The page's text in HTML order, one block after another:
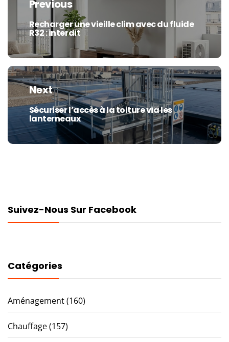
l’article
Previous
Previous
post:
Recharger une vieille clim avec du fluide
R32 : interdit
Next
Next
post:
Sécuriser l’accès à la toiture via les
lanterneaux
Suivez-Nous Sur Facebook
Catégories
Aménagement(160)
Chauffage(157)